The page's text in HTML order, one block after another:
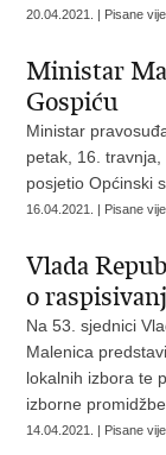
20.04.2021. | Pisane
Ministar
Gospiću
Ministar
petak, 16.
posjetio Općinski
16.04.2021. | Pisane
Vlada
o
Na 53. sjednici
Malenica
lokalnih izbora te
izborne promidžbe.
14.04.2021. | Pisane